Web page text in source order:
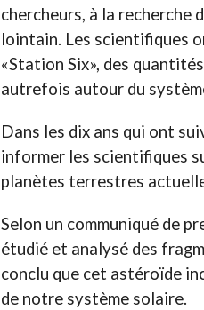
chercheurs, à la recherche
lointain. Les scientifiques
«Station Six», des
autrefois autour du
Dans les dix ans qui ont
informer les scientifiques
planètes terrestres
Selon un communiqué de
étudié et analysé des
conclu que cet astéroïde
de notre système solaire.